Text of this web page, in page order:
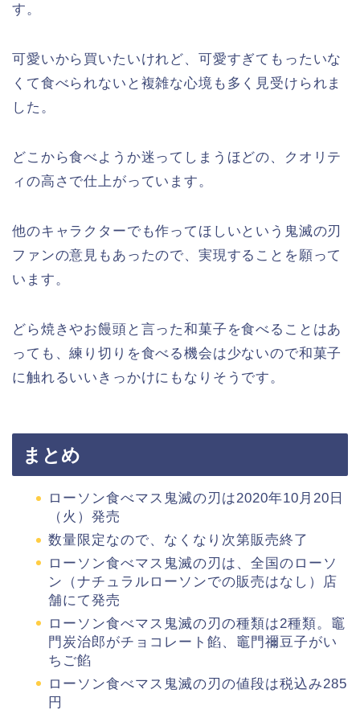
す。
可愛いから買いたいけれど、可愛すぎてもったいな
くて食べられないと複雑な心境も多く見受けられま
した。
どこから食べようか迷ってしまうほどの、クオリテ
ィの高さで仕上がっています。
他のキャラクターでも作ってほしいという鬼滅の刃
ファンの意見もあったので、実現することを願って
います。
どら焼きやお饅頭と言った和菓子を食べることはあ
っても、練り切りを食べる機会は少ないので和菓子
に触れるいいきっかけにもなりそうです。
まとめ
ローソン食べマス鬼滅の刃は2020年10月20日
（火）発売
数量限定なので、なくなり次第販売終了
ローソン食べマス鬼滅の刃は、全国のローソ
ン（ナチュラルローソンでの販売はなし）店
舗にて発売
ローソン食べマス鬼滅の刃の種類は2種類。竈
門炭治郎がチョコレート餡、竈門禰豆子がい
ちご餡
ローソン食べマス鬼滅の刃の値段は税込み285
円